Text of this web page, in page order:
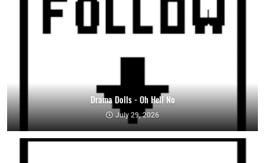
Drama Dolls - Oh Hell No
July 29, 2026